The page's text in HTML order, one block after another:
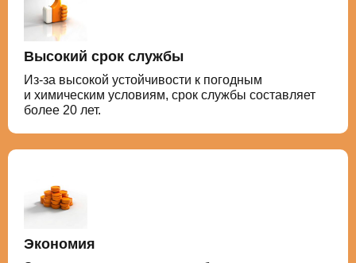
Высокий срок службы
Из-за высокой устойчивости к погодным
и химическим условиям, срок службы составляет
более 20 лет.
Экономия